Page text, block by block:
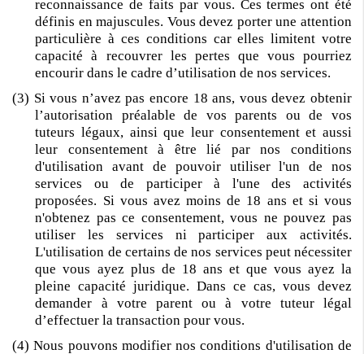
reconnaissance de faits par vous. Ces termes ont été
définis en majuscules. Vous devez porter une attention
particulière à ces conditions car elles limitent votre
capacité à recouvrer les pertes que vous pourriez
encourir dans le cadre d’utilisation de nos services.
(3) Si vous n’avez pas encore 18 ans, vous devez obtenir
l’autorisation préalable de vos parents ou de vos
tuteurs légaux, ainsi que leur consentement et aussi
leur consentement à être lié par nos conditions
d'utilisation avant de pouvoir utiliser l'un de nos
services ou de participer à l'une des activités
proposées. Si vous avez moins de 18 ans et si vous
n'obtenez pas ce consentement, vous ne pouvez pas
utiliser les services ni participer aux activités.
L'utilisation de certains de nos services peut nécessiter
que vous ayez plus de 18 ans et que vous ayez la
pleine capacité juridique. Dans ce cas, vous devez
demander à votre parent ou à votre tuteur légal
d’effectuer la transaction pour vous.
(4) Nous pouvons modifier nos conditions d'utilisation de